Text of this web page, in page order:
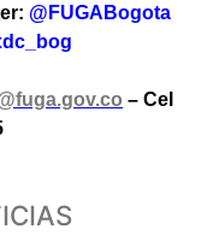
@FUGABogota
– Cel